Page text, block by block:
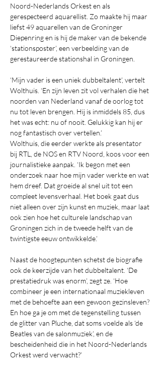
Noord-Nederlands Orkest en als
gerespecteerd aquarellist. Zo maakte hij maar
liefst 49 aquarellen van de Groninger
Diepenring en is hij de maker van de bekende
‘stationsposter’, een verbeelding van de
gerestaureerde stationshal in Groningen.
‘Mijn vader is een uniek dubbeltalent’, vertelt
Wolthuis. ‘En zijn leven zit vol verhalen die het
noorden van Nederland vanaf de oorlog tot
nu tot leven brengen. Hij is inmiddels 85, dus
het was echt: nu of nooit. Gelukkig kan hij er
nog fantastisch over vertellen.’
Wolthuis, die eerder werkte als presentator
bij RTL, de NOS en RTV Noord, koos voor een
journalistieke aanpak. ‘Ik begon met een
onderzoek naar hoe mijn vader werkte en wat
hem dreef. Dat groeide al snel uit tot een
compleet levensverhaal. Het boek gaat dus
niet alleen over zijn kunst en muziek, maar laat
ook zien hoe het culturele landschap van
Groningen zich in de tweede helft van de
twintigste eeuw ontwikkelde.’
Naast de hoogtepunten schetst de biografie
ook de keerzijde van het dubbeltalent. ‘De
prestatiedruk was enorm’, zegt ze. ‘Hoe
combineer je een internationaal muziekleven
met de behoefte aan een gewoon gezinsleven?
En hoe ga je om met de tegenstelling tussen
de glitter van Pluche, dat soms voelde als ‘de
Beatles van de salonmuziek’, en de
bescheidenheid die in het Noord-Nederlands
Orkest werd verwacht?’